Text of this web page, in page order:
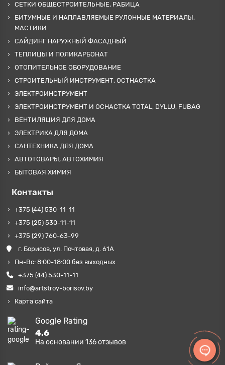
СЕТКИ ОБЩЕСТРОИТЕЛЬНЫЕ, РАБИЦА
БИТУМНЫЕ И НАПЛАВЛЯЕМЫЕ РУЛОННЫЕ МАТЕРИАЛЫ,
МАСТИКИ
САЙДИНГ НАРУЖНЫЙ ФАСАДНЫЙ
ТЕПЛИЦЫ И ПОЛИКАРБОНАТ
ОТОПИТЕЛЬНОЕ ОБОРУДОВАНИЕ
СТРОИТЕЛЬНЫЙ ИНСТРУМЕНТ, ОСТНАСТКА
ЭЛЕКТРОИНСТРУМЕНТ
ЭЛЕКТРОИНСТРУМЕНТ И ОСНАСТКА TOTAL, DYLLU, FUBAG
ВЕНТИЛЯЦИЯ ДЛЯ ДОМА
ЭЛЕКТРИКА ДЛЯ ДОМА
САНТЕХНИКА ДЛЯ ДОМА
АВТОТОВАРЫ, АВТОХИМИЯ
БЫТОВАЯ ХИМИЯ
Контакты
+375 (44) 530-11-11
+375 (25) 530-11-11
+375 (29) 760-63-99
г. Борисов, ул. Почтовая, д. 61А
Пн-Вс: 8:00-18:00 без выходных
+375 (44) 530-11-11
info@artstroy-borisov.by
Карта сайта
Google Rating
4.6
На основании 136отзывов